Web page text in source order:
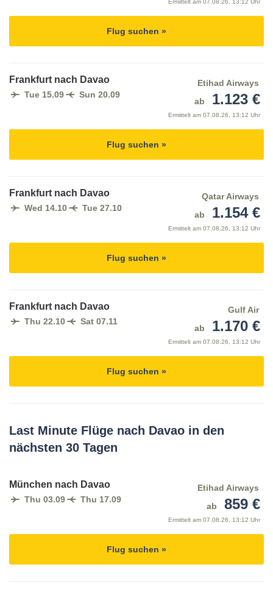
Ermittelt am 07.08.26, 13:12 Uhr
Flug suchen »
Frankfurt nach Davao
Tue 15.09 Sun 20.09
Etihad Airways
ab
1.123 €
Ermittelt am 07.08.26, 13:12 Uhr
Flug suchen »
Frankfurt nach Davao
Wed 14.10 Tue 27.10
Qatar Airways
ab
1.154 €
Ermittelt am 07.08.26, 13:12 Uhr
Flug suchen »
Frankfurt nach Davao
Thu 22.10 Sat 07.11
Gulf Air
ab
1.170 €
Ermittelt am 07.08.26, 13:12 Uhr
Flug suchen »
Last Minute Flüge nach Davao in den
nächsten 30 Tagen
München nach Davao
Thu 03.09 Thu 17.09
Etihad Airways
ab
859 €
Ermittelt am 07.08.26, 13:12 Uhr
Flug suchen »